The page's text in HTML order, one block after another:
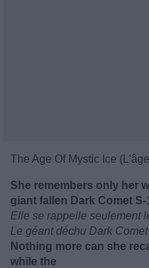
The Age Of Mystic Ice
She remembers only her
giant fallen Dark Comet S-
Elle se rappelle seulement
Le géant déchu Dark
Nothing more can she
while the